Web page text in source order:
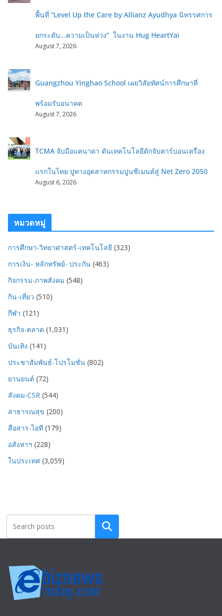
พื้นที่ “Level Up the Care by Allianz Ayudhya นิทรรศการ
ยกระดับ...ความเป็นห่วง” ในงาน Hug HeartYai
August 7, 2026
Guangzhou Yinghao School เผยวิสัยทัศน์การศึกษาที่
พร้อมรับอนาคต
August 7, 2026
TCMA จับมือแคนาดา ดันเทคโนโลยีดักจับคาร์บอนเครื่อง
แรกในไทย ปูทางอุตสาหกรรมปูนซีเมนต์สู่ Net Zero 2050
August 6, 2026
หมวดหมู่
การศึกษา-วิทยาศาสตร์-เทคโนโลยี (323)
การเงิน- หลักทรัพย์- ประกัน (463)
กิจกรรม-ภาพสังคม (548)
กิน-เที่ยว (510)
กีฬา (121)
ธุรกิจ-ตลาด (1,031)
บันเทิง (141)
ประชาสัมพันธ์-โปรโมชั่น (802)
ยานยนต์ (72)
สังคม-CSR (544)
สาธารณสุข (200)
สื่อสาร-ไอที (179)
อสังหาฯ (228)
ในประเทศ (3,059)
Search